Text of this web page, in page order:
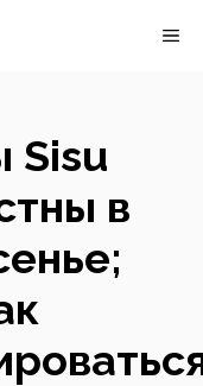
Sisu
в